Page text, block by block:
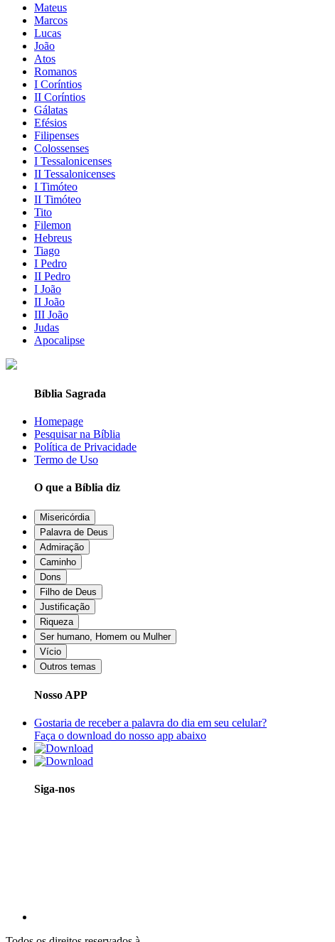
Mateus
Marcos
Lucas
João
Atos
Romanos
I Coríntios
II Coríntios
Gálatas
Efésios
Filipenses
Colossenses
I Tessalonicenses
II Tessalonicenses
I Timóteo
II Timóteo
Tito
Filemon
Hebreus
Tiago
I Pedro
II Pedro
I João
II João
III João
Judas
Apocalipse
Bíblia Sagrada
Homepage
Pesquisar na Bíblia
Política de Privacidade
Termo de Uso
O que a Bíblia diz
Misericórdia
Palavra de Deus
Admiração
Caminho
Dons
Filho de Deus
Justificação
Riqueza
Ser humano, Homem ou Mulher
Vício
Outros temas
Nosso APP
Gostaria de receber a palavra do dia em seu celular?
Faça o download do nosso app abaixo
Siga-nos